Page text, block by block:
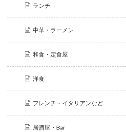
ランチ
中華・ラーメン
和食・定食屋
洋食
フレンチ・イタリアンなど
居酒屋・Bar